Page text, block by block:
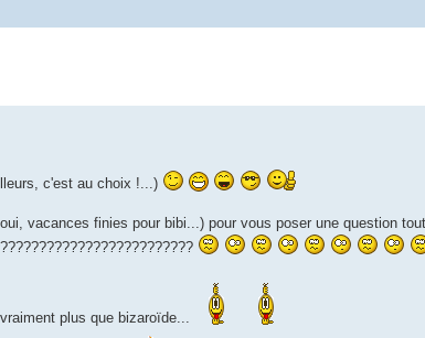
c'est au choix !...)
vacances finies pour bibi...) pour vous poser une question
plus que bizaroïde...